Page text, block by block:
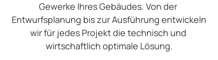
Gewerke Ihres Gebäudes. Von der
Entwurfsplanung bis zur Ausführung entwickeln
wir für jedes Projekt die technisch und
wirtschaftlich optimale Lösung.